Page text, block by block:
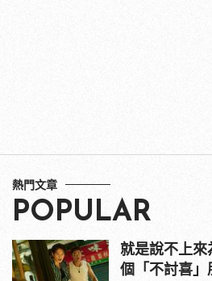
熱門文章
POPULAR
就是說不上來
個「不討喜」